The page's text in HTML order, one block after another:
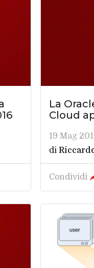
La
Cloud
19 Mag
di
Condividi